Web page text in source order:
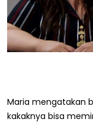
Maria mengatakan
kakaknya bisa